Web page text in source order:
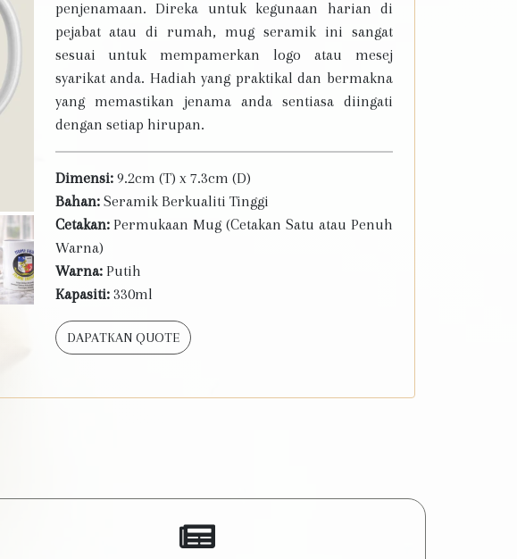
penjenamaan. Direka untuk kegunaan harian di
pejabat atau di rumah, mug seramik ini sangat
sesuai untuk mempamerkan logo atau mesej
syarikat anda. Hadiah yang praktikal dan bermakna
yang memastikan jenama anda sentiasa diingati
dengan setiap hirupan.
Dimensi:9.2cm (T) x 7.3cm (D)
Bahan:Seramik Berkualiti Tinggi
Cetakan:Permukaan Mug (Cetakan Satu atau Penuh
Warna)
Warna:Putih
Kapasiti:330ml
DAPATKAN QUOTE